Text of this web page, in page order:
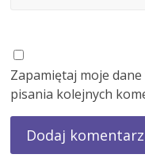
Zapamiętaj moje
pisania kolejnych